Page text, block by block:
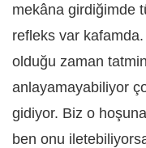
mekâna girdiğimde
refleks var
olduğu zaman
anlayamayabiliyor
gidiyor. Biz o
ben onu